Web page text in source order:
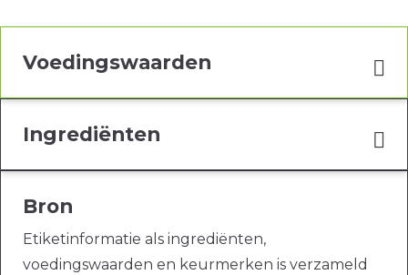
Voedingswaarden
Ingrediënten
Bron
Etiketinformatie als ingrediënten,
voedingswaarden en keurmerken is verzameld